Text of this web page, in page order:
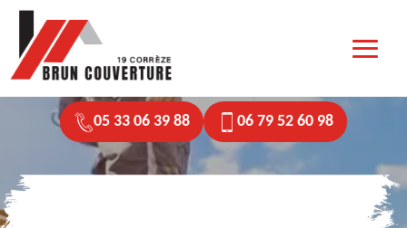
05 33 06 39 88 06 79 52 60 98